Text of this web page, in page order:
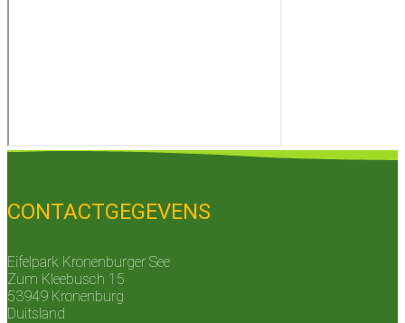
CONTACTGEGEVENS
Eifelpark Kronenburger See
Zum Kleebusch 15
53949 Kronenburg
Duitsland